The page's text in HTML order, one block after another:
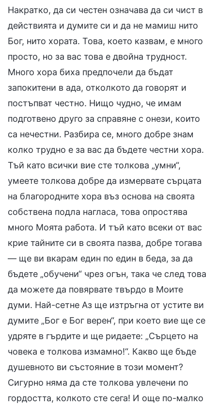
Накратко, да си честен означава да си чист в
действията и думите си и да не мамиш нито
Бог, нито хората. Това, което казвам, е много
просто, но за вас това е двойна трудност.
Много хора биха предпочели да бъдат
запокитени в ада, отколкото да говорят и
постъпват честно. Нищо чудно, че имам
подготвено друго за справяне с онези, които
са нечестни. Разбира се, много добре знам
колко трудно е за вас да бъдете честни хора.
Тъй като всички вие сте толкова „умни“,
умеете толкова добре да измервате сърцата
на благородните хора въз основа на своята
собствена подла нагласа, това опростява
много Моята работа. И тъй като всеки от вас
крие тайните си в своята пазва, добре тогава
— ще ви вкарам един по един в беда, за да
бъдете „обучени“ чрез огън, така че след това
да можете да повярвате твърдо в Моите
думи. Най-сетне Аз ще изтръгна от устите ви
думите „Бог е Бог верен“, при което вие ще се
удряте в гърдите и ще ридаете: „Сърцето на
човека е толкова измамно!“. Какво ще бъде
душевното ви състояние в този момент?
Сигурно няма да сте толкова увлечени по
гордостта, колкото сте сега! И още по-малко